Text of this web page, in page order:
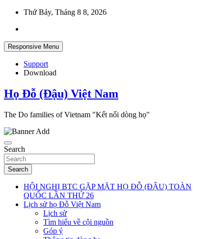
Skip
content
Thứ Bảy, Tháng 8 8, 2026
Responsive Menu
Support
Download
Họ Đỗ (Đậu) Việt Nam
The Do families of Vietnam "Kết nối dòng họ"
Search
Search
HỘI NGHỊ BTC GẶP MẶT HỌ ĐỖ (ĐẬU) TOÀN
QUỐC LẦN THỨ 26
Lịch sử họ Đỗ Việt Nam
Lịch sử
Tìm hiểu về cội nguồn
Góp ý